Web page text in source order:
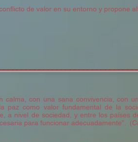
de valor en su entorno y propone
con una sana convivencia, con
paz como valor fundamental de la
a nivel de sociedad, y entre los países
para funcionar adecuadamente”.